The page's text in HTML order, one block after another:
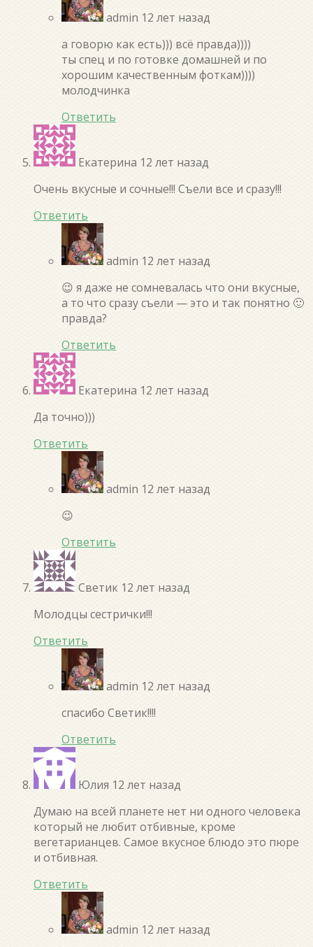
admin 12 лет назад
а говорю как есть))) всё правда))))
ты спец и по готовке домашней и по
хорошим качественным фоткам))))
молодчинка
Ответить
Екатерина 12 лет назад
Очень вкусные и сочные!!! Съели все и сразу!!!
Ответить
admin 12 лет назад
😉 я даже не сомневалась что они вкусные,
а то что сразу съели — это и так понятно 🙂
правда?
Ответить
Екатерина 12 лет назад
Да точно)))
Ответить
admin 12 лет назад
😉
Ответить
Светик 12 лет назад
Молодцы сестрички!!!
Ответить
admin 12 лет назад
спасибо Светик!!!!
Ответить
Юлия 12 лет назад
Думаю на всей планете нет ни одного человека
который не любит отбивные, кроме
вегетарианцев. Самое вкусное блюдо это пюре
и отбивная.
Ответить
admin 12 лет назад